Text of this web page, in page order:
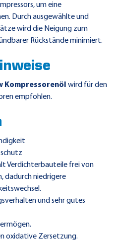
um eine
Durch ausgewählte und
wird die Neigung zum
Rückstände minimiert.
Kompressorenöl wird für den
empfohlen.
Verdichterbauteile frei von
dadurch niedrigere
und sehr gutes
oxidative Zersetzung.